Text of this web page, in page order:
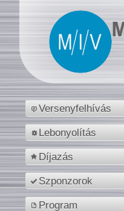
Versenyfelhívás
Lebonyolítás
Díjazás
Szponzorok
Program